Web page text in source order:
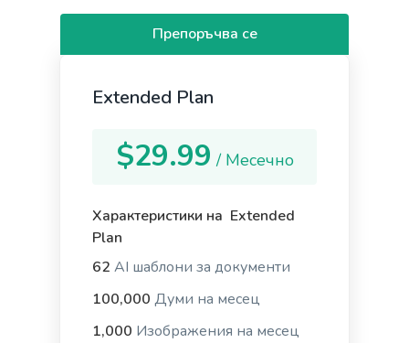
Pros and Cons
Rewrite With Keywords
Rewrite your existing content to include more
Препоръчва се
Extended Plan
$29.99 / Месечно
Характеристики на Extended
Plan
62 AI шаблони за документи
100,000 Думи на месец
1,000 Изображения на месец